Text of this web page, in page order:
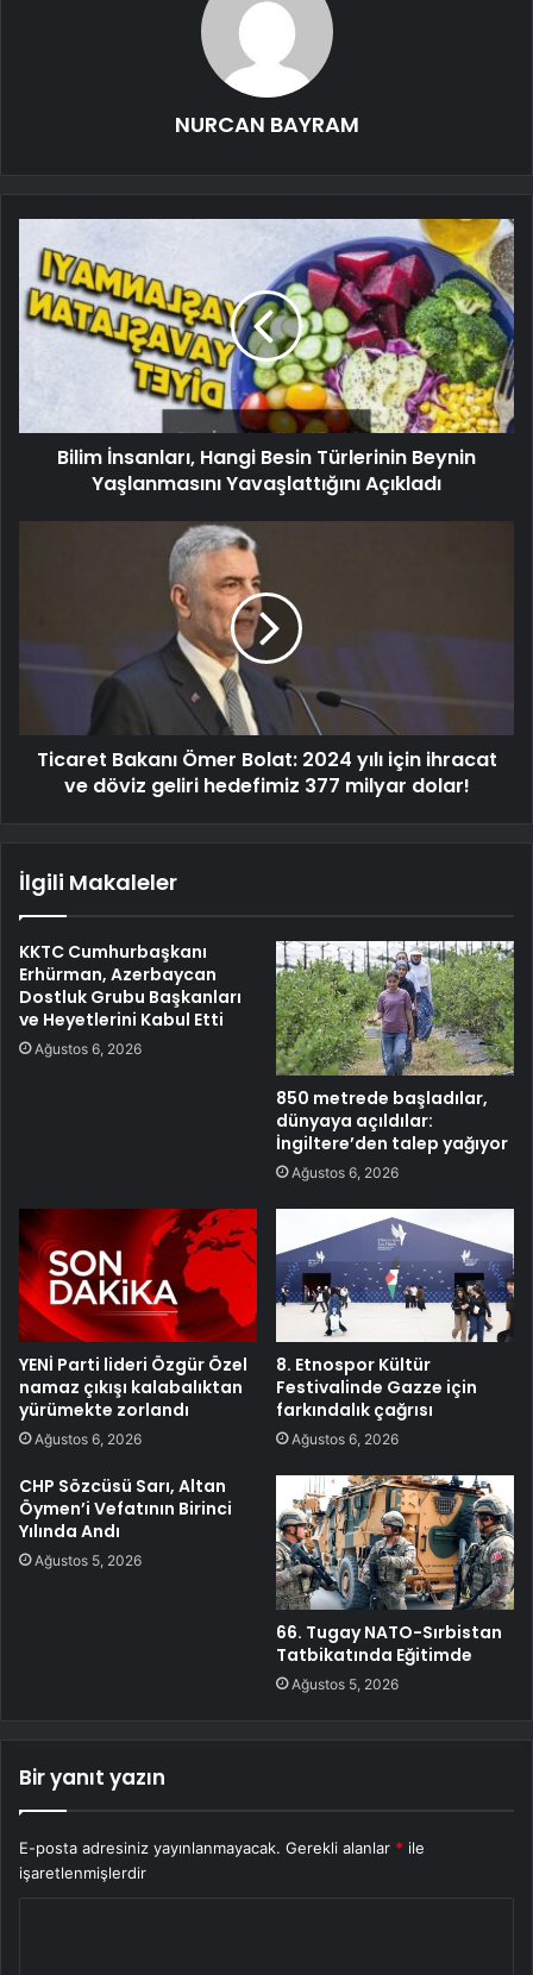
NURCAN BAYRAM
Bilim İnsanları, Hangi Besin Türlerinin Beynin
Yaşlanmasını Yavaşlattığını Açıkladı
Ticaret Bakanı Ömer Bolat: 2024 yılı için ihracat
ve döviz geliri hedefimiz 377 milyar dolar!
İlgili Makaleler
KKTC Cumhurbaşkanı
Erhürman, Azerbaycan
Dostluk Grubu Başkanları
ve Heyetlerini Kabul Etti
Ağustos 6, 2026
850 metrede başladılar,
dünyaya açıldılar:
İngiltere’den talep yağıyor
Ağustos 6, 2026
YENİ Parti lideri Özgür Özel
namaz çıkışı kalabalıktan
yürümekte zorlandı
Ağustos 6, 2026
8. Etnospor Kültür
Festivalinde Gazze için
farkındalık çağrısı
Ağustos 6, 2026
CHP Sözcüsü Sarı, Altan
Öymen’i Vefatının Birinci
Yılında Andı
Ağustos 5, 2026
66. Tugay NATO-Sırbistan
Tatbikatında Eğitimde
Ağustos 5, 2026
Bir yanıt yazın
E-posta adresiniz yayınlanmayacak. Gerekli alanlar * ile
işaretlenmişlerdir